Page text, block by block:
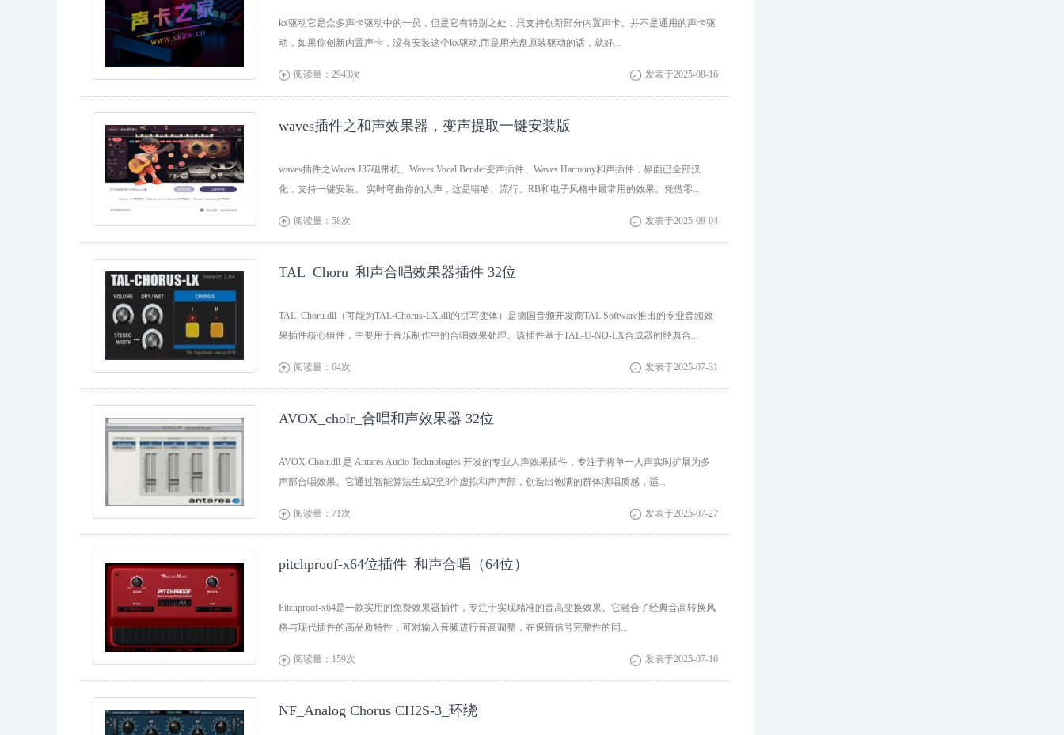
kx驱动它是众多声卡驱动中的一员，但是它有特别之处，只支持创新部分内置声卡。并不是通用的声卡驱
动，如果你创新内置声卡，没有安装这个kx驱动,而是用光盘原装驱动的话，就好...
 阅读量：2943次  发表于2025-08-16
waves插件之和声效果器，变声提取一键安装版
waves插件之Waves J37磁带机、Waves Vocal Bender变声插件、Waves Harmony和声插件，界面已全部汉
化，支持一键安装。 实时弯曲你的人声，这是嘻哈、流行、RB和电子风格中最常用的效果。凭借零...
 阅读量：58次  发表于2025-08-04
TAL_Choru_和声合唱效果器插件 32位
TAL_Choru.dll（可能为TAL-Chorus-LX.dll的拼写变体）是德国音频开发商TAL Software推出的专业音频效
果插件核心组件，主要用于音乐制作中的合唱效果处理。该插件基于TAL-U-NO-LX合成器的经典合...
 阅读量：64次  发表于2025-07-31
AVOX_cholr_合唱和声效果器 32位
AVOX Choir.dll 是 Antares Audio Technologies 开发的专业人声效果插件，专注于将单一人声实时扩展为多
声部合唱效果。它通过智能算法生成2至8个虚拟和声声部，创造出饱满的群体演唱质感，适...
 阅读量：71次  发表于2025-07-27
pitchproof-x64位插件_和声合唱（64位）
Pitchproof-x64是一款实用的免费效果器插件，专注于实现精准的音高变换效果。它融合了经典音高转换风
格与现代插件的高品质特性，可对输入音频进行音高调整，在保留信号完整性的同...
 阅读量：159次  发表于2025-07-16
NF_Analog Chorus CH2S-3_环绕